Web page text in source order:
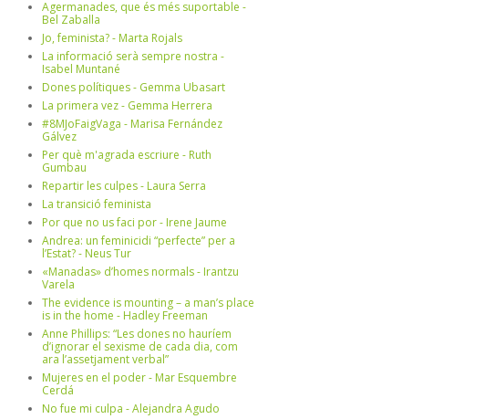
Agermanades, que és més suportable -
Bel Zaballa
Jo, feminista? - Marta Rojals
La informació serà sempre nostra -
Isabel Muntané
Dones polítiques - Gemma Ubasart
La primera vez - Gemma Herrera
#8MJoFaigVaga - Marisa Fernández
Gálvez
Per què m'agrada escriure - Ruth
Gumbau
Repartir les culpes - Laura Serra
La transició feminista
Por que no us faci por - Irene Jaume
Andrea: un feminicidi “perfecte” per a
l’Estat? - Neus Tur
«Manadas» d’homes normals - Irantzu
Varela
The evidence is mounting – a man’s place
is in the home - Hadley Freeman
Anne Phillips: “Les dones no hauríem
d’ignorar el sexisme de cada dia, com
ara l’assetjament verbal”
Mujeres en el poder - Mar Esquembre
Cerdá
No fue mi culpa - Alejandra Agudo